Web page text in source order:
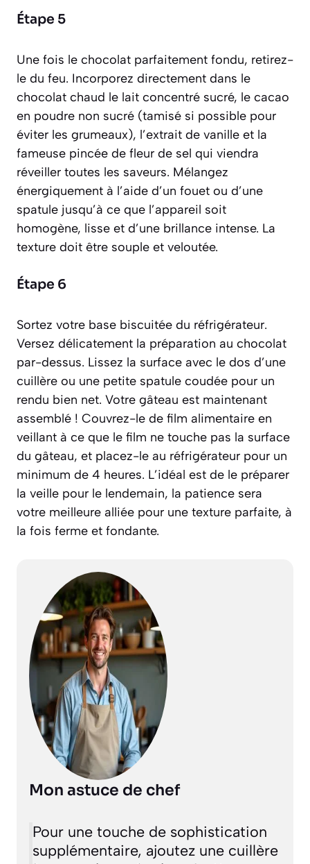
Étape 5
Une fois le chocolat parfaitement fondu, retirez-
le du feu. Incorporez directement dans le
chocolat chaud le lait concentré sucré, le cacao
en poudre non sucré (tamisé si possible pour
éviter les grumeaux), l’extrait de vanille et la
fameuse pincée de fleur de sel qui viendra
réveiller toutes les saveurs. Mélangez
énergiquement à l’aide d’un fouet ou d’une
spatule jusqu’à ce que l’appareil soit
homogène, lisse et d’une brillance intense. La
texture doit être souple et veloutée.
Étape 6
Sortez votre base biscuitée du réfrigérateur.
Versez délicatement la préparation au chocolat
par-dessus. Lissez la surface avec le dos d’une
cuillère ou une petite spatule coudée pour un
rendu bien net. Votre gâteau est maintenant
assemblé ! Couvrez-le de film alimentaire en
veillant à ce que le film ne touche pas la surface
du gâteau, et placez-le au réfrigérateur pour un
minimum de 4 heures. L’idéal est de le préparer
la veille pour le lendemain, la patience sera
votre meilleure alliée pour une texture parfaite, à
la fois ferme et fondante.
Mon astuce de chef
Pour une touche de sophistication
supplémentaire, ajoutez une cuillère